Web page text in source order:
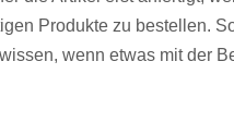
Produkte zu bestellen.
wenn etwas mit der